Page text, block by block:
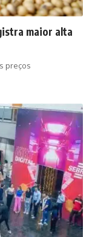
maior alta
preços